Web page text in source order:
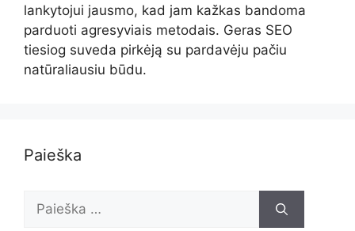
lankytojui jausmo, kad jam kažkas bandoma
parduoti agresyviais metodais. Geras SEO
tiesiog suveda pirkėją su pardavėju pačiu
natūraliausiu būdu.
Paieška
Ieškoti: